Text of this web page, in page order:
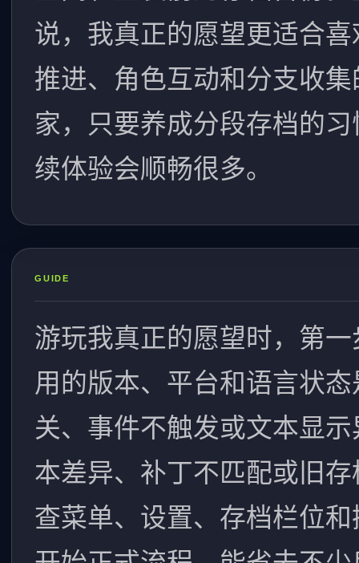
说，我真正的愿望更适合
推进、角色互动和分支收集
家，只要养成分段存档的
续体验会顺畅很多。
GUIDE
游玩我真正的愿望时，第
用的版本、平台和语言状
关、事件不触发或文本显
本差异、补丁不匹配或旧
查菜单、设置、存档栏位